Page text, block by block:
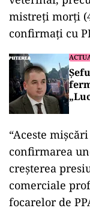
mistreţi morţi
confirmaţi cu
“Aceste
confirmarea
creşterea
comerciale
focarelor de